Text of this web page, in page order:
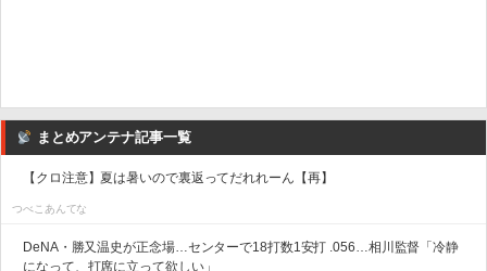
まとめアンテナ記事一覧
【クロ注意】夏は暑いので裏返ってだれれーん【再】
つべこあんてな
DeNA・勝又温史が正念場…センターで18打数1安打 .056…相川監督「冷静
になって、打席に立って欲しい」